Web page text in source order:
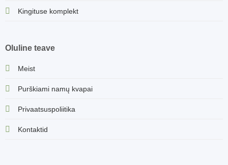
Kingituse komplekt
Oluline teave
Meist
Purškiami namų kvapai
Privaatsuspoliitika
Kontaktid